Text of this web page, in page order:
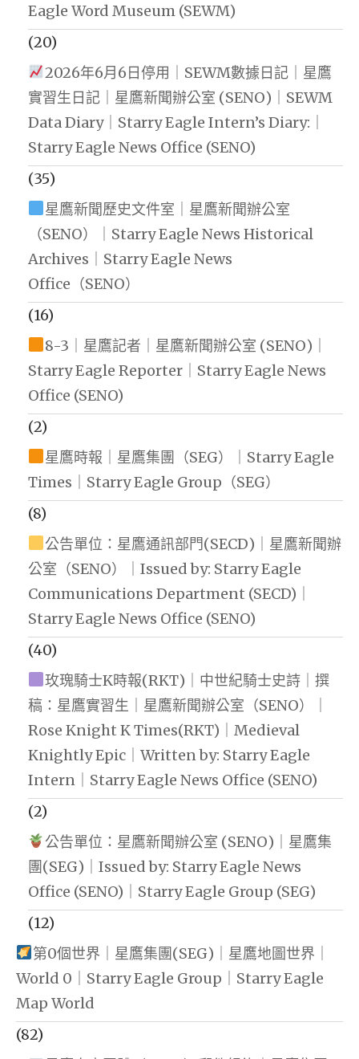
Eagle Word Museum (SEWM)
(20)
2026年6月6日停用｜SEWM數據日記｜星鷹
實習生日記｜星鷹新聞辦公室 (SENO)｜SEWM
Data Diary｜Starry Eagle Intern’s Diary:｜
Starry Eagle News Office (SENO)
(35)
星鷹新聞歷史文件室｜星鷹新聞辦公室
（SENO）｜Starry Eagle News Historical
Archives｜Starry Eagle News
Office（SENO）
(16)
8-3｜星鷹記者｜星鷹新聞辦公室 (SENO)｜
Starry Eagle Reporter｜Starry Eagle News
Office (SENO)
(2)
星鷹時報｜星鷹集團（SEG）｜Starry Eagle
Times｜Starry Eagle Group（SEG）
(8)
公告單位：星鷹通訊部門(SECD)｜星鷹新聞辦
公室（SENO）｜Issued by: Starry Eagle
Communications Department (SECD)｜
Starry Eagle News Office (SENO)
(40)
玫瑰騎士K時報(RKT)｜中世紀騎士史詩｜撰
稿：星鷹實習生｜星鷹新聞辦公室（SENO）｜
Rose Knight K Times(RKT)｜Medieval
Knightly Epic｜Written by: Starry Eagle
Intern｜Starry Eagle News Office (SENO)
(2)
公告單位：星鷹新聞辦公室 (SENO)｜星鷹集
團(SEG)｜Issued by: Starry Eagle News
Office (SENO)｜Starry Eagle Group (SEG)
(12)
第0個世界｜星鷹集團(SEG)｜星鷹地圖世界｜
World 0｜Starry Eagle Group｜Starry Eagle
Map World
(82)